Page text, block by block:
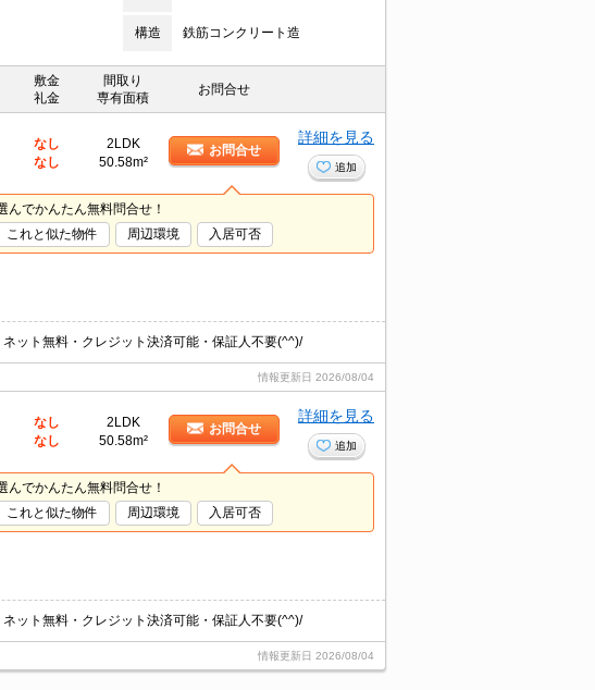
構造 鉄筋コンクリート造
敷金
礼金
間取り
専有面積
お問合せ
なし
なし
2LDK
50.58m²
お問合せ
詳細を見る
追加
んでかんたん無料問合せ！
これと似た物件 周辺環境 入居可否
ット無料・クレジット決済可能・保証人不要(^^)/
情報更新日 2026/08/04
なし
なし
2LDK
50.58m²
お問合せ
詳細を見る
追加
んでかんたん無料問合せ！
これと似た物件 周辺環境 入居可否
ット無料・クレジット決済可能・保証人不要(^^)/
情報更新日 2026/08/04